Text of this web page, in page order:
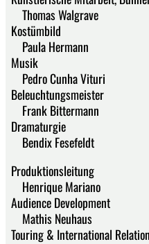
Thomas Walgrave
Kostümbild
Paula Hermann
Musik
Pedro Cunha Vituri
Beleuchtungsmeister
Frank Bittermann
Dramaturgie
Bendix Fesefeldt
Produktionsleitung
Henrique Mariano
Audience Development
Mathis Neuhaus
Touring & International